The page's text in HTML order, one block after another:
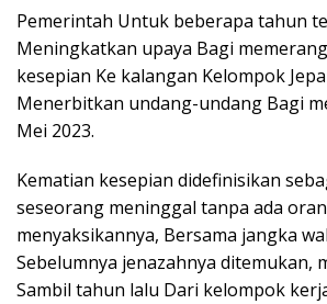
Pemerintah Untuk beberapa tahun
Meningkatkan upaya Bagi
kesepian Ke kalangan Kelompok
Menerbitkan undang-undang Bagi
Mei 2023.
Kematian kesepian didefinisikan
seseorang meninggal tanpa ada
menyaksikannya, Bersama jangka
Sebelumnya jenazahnya ditemukan,
Sambil tahun lalu Dari kelompok